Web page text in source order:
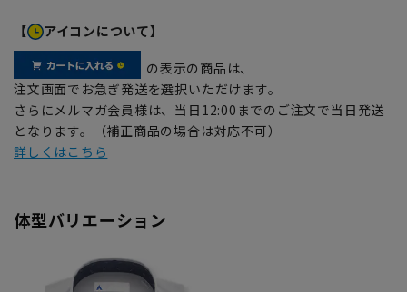
【 アイコンについて】
の表示の商品は、
注文画面でお急ぎ発送を選択いただけます。
さらにメルマガ会員様は、当日12:00までのご注文で当日発送
となります。（補正商品の場合は対応不可）
詳しくはこちら
体型バリエーション